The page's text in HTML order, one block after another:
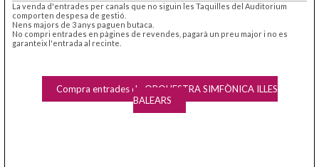
La venda d'entrades per canals que no siguin les Taquilles del Auditorium
comporten despesa de gestió.
Nens majors de 3 anys paguen butaca.
No compri entrades en pàgines de revendes, pagarà un preu major i no es
garanteix l'entrada al recinte.
Compra entrades de ORQUESTRA SIMFÒNICA ILLES
BALEARS